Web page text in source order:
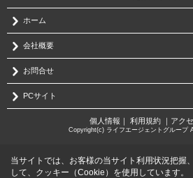
ホーム
会社概要
お問合せ
PCサイト
個人情報 ｜ 利用規約｜ アク
Copyright(c) ライフエージェントグループ
当サイトでは、お客様の当サイト利用状況把握
して、クッキー（Cookie）を使用しています。